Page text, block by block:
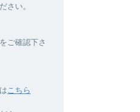
さい。
をご確認下さ
こちら